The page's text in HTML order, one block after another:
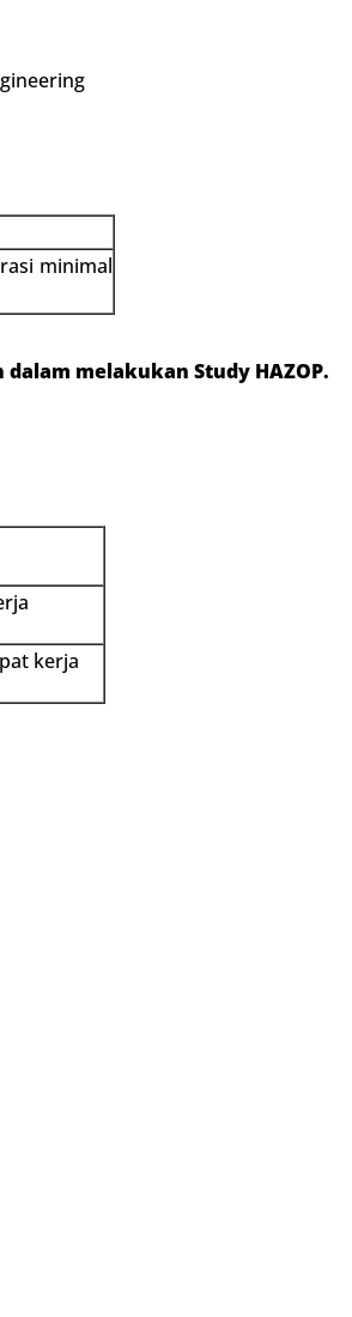
minimal
melakukan Study HAZOP.
kerja